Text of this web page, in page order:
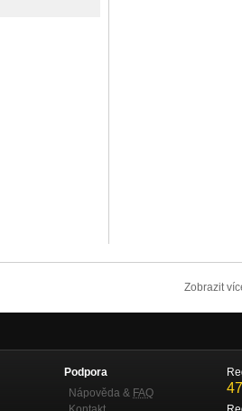
Zobrazit
Podpora
Nápověda & FAQ